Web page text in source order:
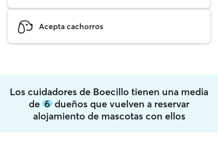
Acepta cachorros
Los cuidadores de Boecillo tienen una media
de 6 dueños que vuelven a reservar
alojamiento de mascotas con ellos